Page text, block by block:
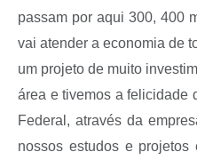
passam por aqui 300, 400
vai atender a economia de
um projeto de muito
área e tivemos a felicidade
Federal, através da
nossos estudos e